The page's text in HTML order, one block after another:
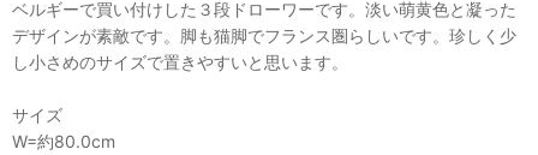
ベルギーで買い付けした３段ドローワーです。淡い萌黄色と凝った
デザインが素敵です。脚も猫脚でフランス圏らしいです。珍しく少
し小さめのサイズで置きやすいと思います。
サイズ
W=約80.0cm